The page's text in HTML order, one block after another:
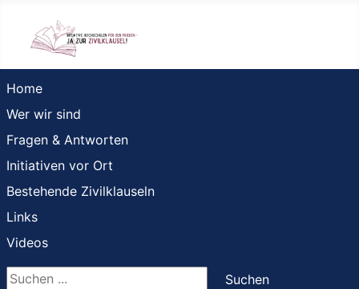
Home
Wer wir sind
Fragen & Antworten
Initiativen vor Ort
Bestehende Zivilklauseln
Links
Videos
Suchen ...
Suchen